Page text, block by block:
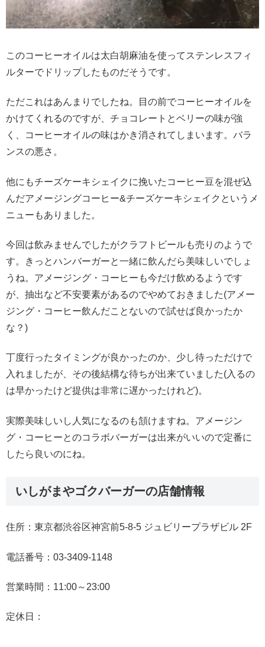
このコーヒーオイルは太白胡麻油を使ってステンレスフィ
ルターでドリップしたものだそうです。
ただこれはあんまりでしたね。目の前でコーヒーオイルを
かけてくれるのですが、チョコレートとベリーの味が強
く、コーヒーオイルの味はかき消されてしまいます。バラ
ンスの悪さ。
他にもチーズケーキシェイクに挽いたコーヒー豆を混ぜ込
んだアメージングコーヒー&チーズケーキシェイクというメ
ニューもありました。
今回は飲みませんでしたがクラフトビールも売りのようで
す。きっとハンバーガーと一緒に飲んだら美味しいでしょ
うね。アメージング・コーヒーも今だけ飲めるようです
が、抽出など不安要素があるのでやめておきました(アメー
ジング・コーヒー飲んだことないので試せば良かったか
な？)
丁度行ったタイミングが良かったのか、少し待っただけで
入れましたが、その後結構な待ちが出来ていました(入るの
は早かったけど提供は非常に遅かったけれど)。
実際美味しいし人気になるのも頷けますね。アメージン
グ・コーヒーとのコラボバーガーは出来がいいので定番に
したら良いのにね。
いしがまやゴクバーガーの店舗情報
住所：東京都渋谷区神宮前5-8-5 ジュビリープラザビル 2F
電話番号：03-3409-1148
営業時間：11:00～23:00
定休日：